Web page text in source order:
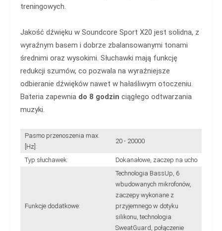
treningowych.
Jakość dźwięku w Soundcore Sport X20 jest solidna, z
wyraźnym basem i dobrze zbalansowanymi tonami
średnimi oraz wysokimi. Słuchawki mają funkcję
redukcji szumów, co pozwala na wyraźniejsze
odbieranie dźwięków nawet w hałaśliwym otoczeniu.
Bateria zapewnia do 8 godzin ciągłego odtwarzania
muzyki.
Pasmo przenoszenia max.
[Hz]:
20 - 20000
Typ słuchawek: Dokanałowe, zaczep na ucho
Funkcje dodatkowe:
Technologia BassUp, 6
wbudowanych mikrofonów,
zaczepy wykonane z
przyjemnego w dotyku
silikonu, technologia
SweatGuard, połączenie